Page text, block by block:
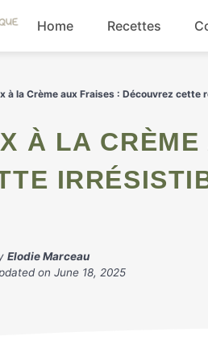
Home Recettes
à la Crème aux Fraises : Découvrez
Elodie Marceau
on June 18, 2025